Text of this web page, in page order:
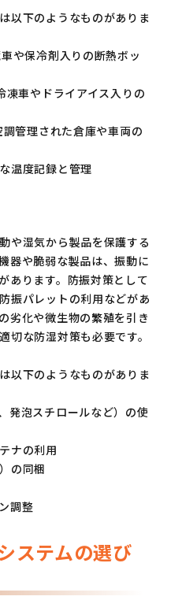
以下のようなものがありま
や保冷剤入りの断熱ボッ
車やドライアイス入りの
管理された倉庫や車両の
温度記録と管理
や湿気から製品を保護する
器や脆弱な製品は、振動に
あります。防振対策として
振パレットの利用などがあ
劣化や微生物の繁殖を引き
切な防湿対策も必要です。
以下のようなものがありま
発泡スチロールなど）の使
ナの利用
の同梱
調整
ステムの選び